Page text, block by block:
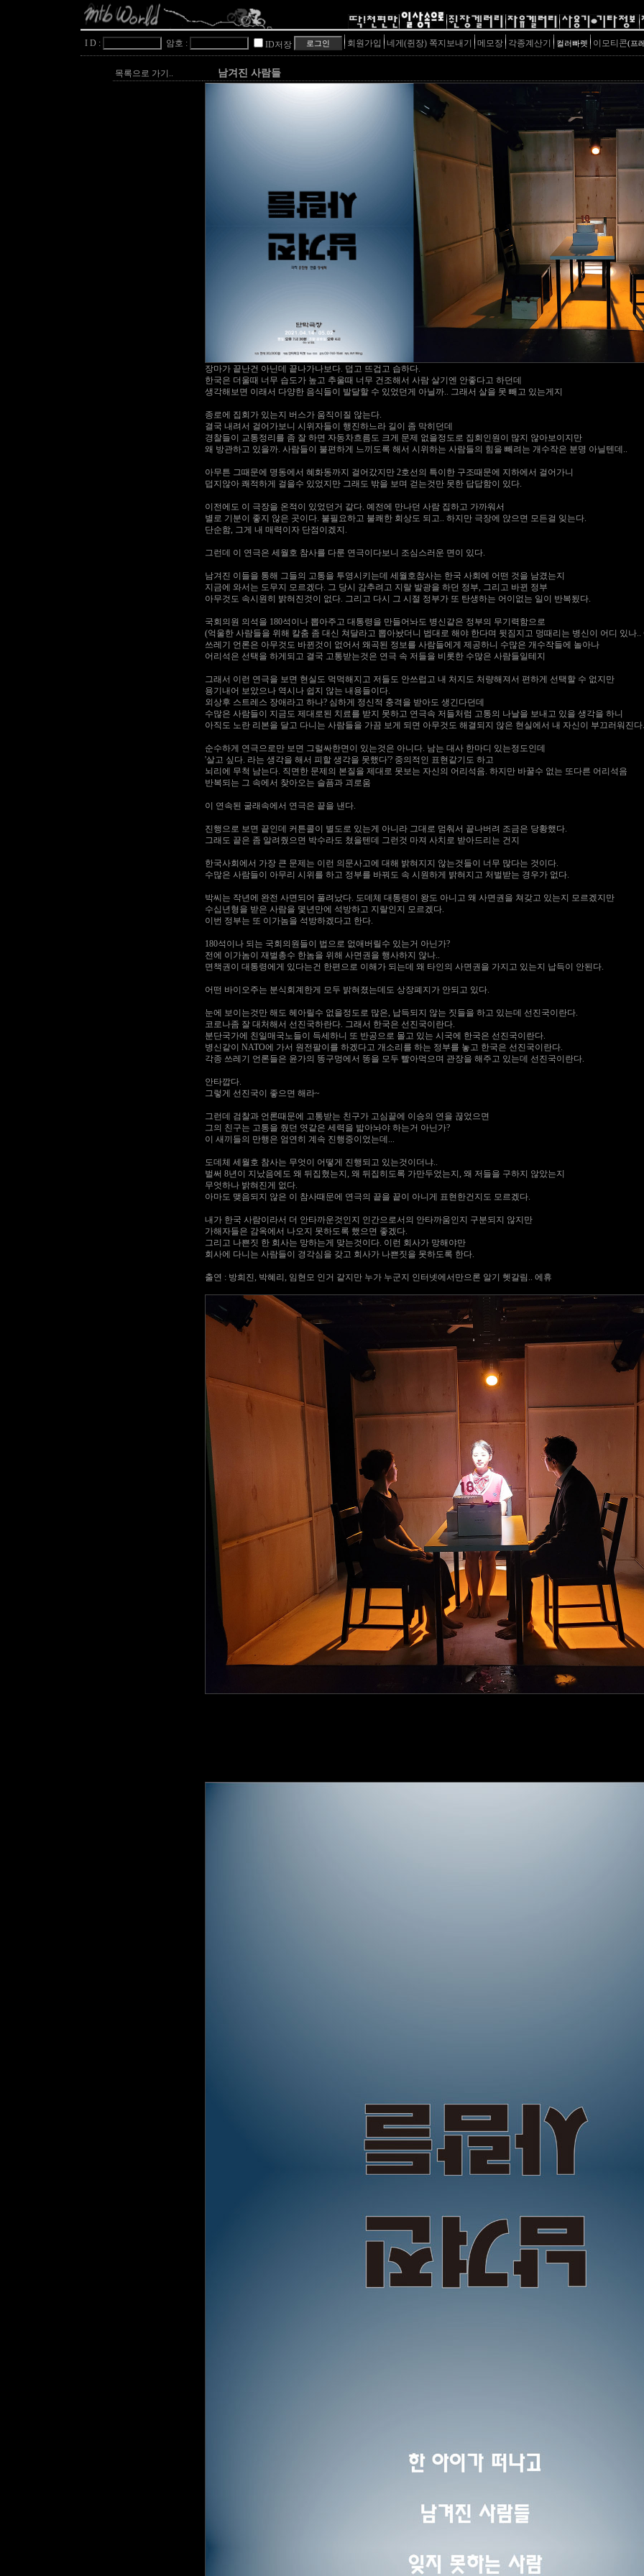
I D : 암호 : ID저장 회원가입 네게(쥔장) 쪽지보내기 메모장 각종계산기 컬러빠렛 이모티콘(프
목록으로 가기.. 남겨진 사람들
장마가 끝난건 아닌데 끝나가나보다. 덥고 뜨겁고 습하다.
한국은 더울때 너무 습도가 높고 추울때 너무 건조해서 사람 살기엔 안좋다고 하던데
생각해보면 이래서 다양한 음식들이 발달할 수 있었던게 아닐까.. 그래서 살을 못 빼고 있는게지
종로에 집회가 있는지 버스가 움직이질 않는다.
결국 내려서 걸어가보니 시위자들이 행진하느라 길이 좀 막히던데
경찰들이 교통정리를 좀 잘 하면 자동차흐름도 크게 문제 없을정도로 집회인원이 많지 않아보이지만
왜 방관하고 있을까. 사람들이 불편하게 느끼도록 해서 시위하는 사람들의 힘을 빼려는 개수작은 분명 아닐텐데..
아무튼 그때문에 명동에서 혜화동까지 걸어갔지만 2호선의 특이한 구조때문에 지하에서 걸어가니
덥지않아 쾌적하게 걸을수 있었지만 그래도 밖을 보며 걷는것만 못한 답답함이 있다.
이전에도 이 극장을 온적이 있었던거 같다. 예전에 만나던 사람 집하고 가까워서
별로 기분이 좋지 않은 곳이다. 불필요하고 불쾌한 회상도 되고.. 하지만 극장에 앉으면 모든걸 잊는다.
단순함, 그게 내 매력이자 단점이겠지.
그런데 이 연극은 세월호 참사를 다룬 연극이다보니 조심스러운 면이 있다.
남겨진 이들을 통해 그들의 고통을 투영시키는데 세월호참사는 한국 사회에 어떤 것을 남겼는지
지금에 와서는 도무지 모르겠다. 그 당시 감추려고 지랄 발광을 하던 정부, 그리고 바뀐 정부
아무것도 속시원히 밝혀진것이 없다. 그리고 다시 그 시절 정부가 또 탄생하는 어이없는 일이 반복됬다.
국회의원 의석을 180석이나 뽑아주고 대통령을 만들어놔도 병신같은 정부의 무기력함으로
(억울한 사람들을 위해 칼춤 좀 대신 쳐달라고 뽑아놨더니 법대로 해야 한다며 뒷짐지고 멍때리는 병신이 어디 있나..
쓰레기 언론은 아무것도 바뀐것이 없어서 왜곡된 정보를 사람들에게 제공하니 수많은 개수작들에 놀아나
어리석은 선택을 하게되고 결국 고통받는것은 연극 속 저들을 비롯한 수많은 사람들일테지
그래서 이런 연극을 보면 현실도 먹먹해지고 저들도 안쓰럽고 내 처지도 처량해져서 편하게 선택할 수 없지만
용기내어 보았으나 역시나 쉽지 않는 내용들이다.
외상후 스트레스 장애라고 하나? 심하게 정신적 충격을 받아도 생긴다던데
수많은 사람들이 지금도 제대로된 치료를 받지 못하고 연극속 저들처럼 고통의 나날을 보내고 있을 생각을 하니
아직도 노란 리본을 달고 다니는 사람들을 가끔 보게 되면 아무것도 해결되지 않은 현실에서 내 자신이 부끄러워진다.
순수하게 연극으로만 보면 그럴싸한면이 있는것은 아니다. 남는 대사 한마디 있는정도인데
'살고 싶다. 라는 생각을 해서 피할 생각을 못했다'? 중의적인 표현같기도 하고
뇌리에 무척 남는다. 직면한 문제의 본질을 제대로 못보는 자신의 어리석음. 하지만 바꿀수 없는 또다른 어리석음
반복되는 그 속에서 찾아오는 슬픔과 괴로움
이 연속된 굴래속에서 연극은 끝을 낸다.
진행으로 보면 끝인데 커튼콜이 별도로 있는게 아니라 그대로 멈춰서 끝나버려 조금은 당황했다.
그래도 끝은 좀 알려줬으면 박수라도 쳤을텐데 그런것 마져 사치로 받아드리는 건지
한국사회에서 가장 큰 문제는 이런 의문사고에 대해 밝혀지지 않는것들이 너무 많다는 것이다.
수많은 사람들이 아무리 시위를 하고 정부를 바꿔도 속 시원하게 밝혀지고 처벌받는 경우가 없다.
박씨는 작년에 완전 사면되어 풀려났다. 도데체 대통령이 왕도 아니고 왜 사면권을 쳐갖고 있는지 모르겠지만
수십년형을 받은 사람을 몇년만에 석방하고 지랄인지 모르겠다.
이번 정부는 또 이가놈을 석방하겠다고 한다.
180석이나 되는 국회의원들이 법으로 없애버릴수 있는거 아닌가?
전에 이가놈이 재벌총수 한놈을 위해 사면권을 행사하지 않나..
면책권이 대통령에게 있다는건 한편으로 이해가 되는데 왜 타인의 사면권을 가지고 있는지 납득이 안된다.
어떤 바이오주는 분식회계한게 모두 밝혀졌는데도 상장폐지가 안되고 있다.
눈에 보이는것만 해도 헤아릴수 없을정도로 많은, 납득되지 않는 짓들을 하고 있는데 선진국이란다.
코로나좀 잘 대처해서 선진국하란다. 그래서 한국은 선진국이란다.
분단국가에 친일매국노들이 득세하니 또 반공으로 몰고 있는 시국에 한국은 선진국이란다.
병신같이 NATO에 가서 원전팔이를 하겠다고 개소리를 하는 정부를 놓고 한국은 선진국이란다.
각종 쓰레기 언론들은 윤가의 똥구멍에서 똥을 모두 빨아먹으며 관장을 해주고 있는데 선진국이란다.
안타깝다.
그렇게 선진국이 좋으면 해라~
그런데 검찰과 언론때문에 고통받는 친구가 고심끝에 이승의 연을 끊었으면
그의 친구는 고통을 줬던 엿같은 세력을 밟아놔야 하는거 아닌가?
이 새끼들의 만행은 엄연히 계속 진행중이었는데...
도데체 세월호 참사는 무엇이 어떻게 진행되고 있는것이더냐..
벌써 8년이 지났음에도 왜 뒤집혔는지, 왜 뒤집히도록 가만두었는지, 왜 저들을 구하지 않았는지
무엇하나 밝혀진게 없다.
아마도 맺음되지 않은 이 참사때문에 연극의 끝을 끝이 아니게 표현한건지도 모르겠다.
내가 한국 사람이라서 더 안타까운것인지 인간으로서의 안타까움인지 구분되지 않지만
가해자들은 감옥에서 나오지 못하도록 했으면 좋겠다.
그리고 나쁜짓 한 회사는 망하는게 맞는것이다. 이런 회사가 망해야만
회사에 다니는 사람들이 경각심을 갖고 회사가 나쁜짓을 못하도록 한다.
출연 : 방희진, 박혜리, 임현모 인거 같지만 누가 누군지 인터넷에서만으론 알기 헷갈림.. 에휴